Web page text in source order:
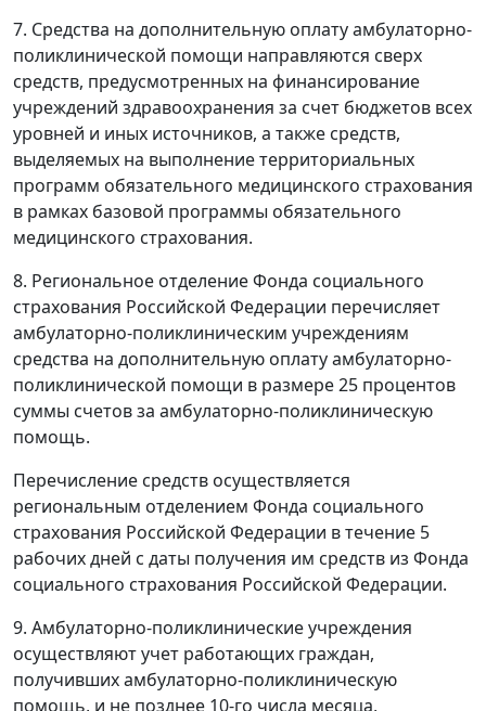
7. Средства на дополнительную оплату амбулаторно-
поликлинической помощи направляются сверх
средств, предусмотренных на финансирование
учреждений здравоохранения за счет бюджетов всех
уровней и иных источников, а также средств,
выделяемых на выполнение территориальных
программ обязательного медицинского страхования
в рамках базовой программы обязательного
медицинского страхования.
8. Региональное отделение Фонда социального
страхования Российской Федерации перечисляет
амбулаторно-поликлиническим учреждениям
средства на дополнительную оплату амбулаторно-
поликлинической помощи в размере 25 процентов
суммы счетов за амбулаторно-поликлиническую
помощь.
Перечисление средств осуществляется
региональным отделением Фонда социального
страхования Российской Федерации в течение 5
рабочих дней с даты получения им средств из Фонда
социального страхования Российской Федерации.
9. Амбулаторно-поликлинические учреждения
осуществляют учет работающих граждан,
получивших амбулаторно-поликлиническую
помощь, и не позднее 10-го числа месяца,